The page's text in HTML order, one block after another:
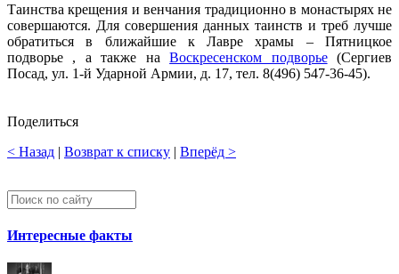
Таинства крещения и венчания традиционно в монастырях не
совершаются. Для совершения данных таинств и треб лучше
обратиться в ближайшие к Лавре храмы – Пятницкое
подворье , а также наВоскресенском подворье(Сергиев
Посад, ул. 1-й Ударной Армии, д. 17, тел. 8(496) 547-36-45).
Поделиться
< Назад | Возврат к списку | Вперёд >
Интересные факты